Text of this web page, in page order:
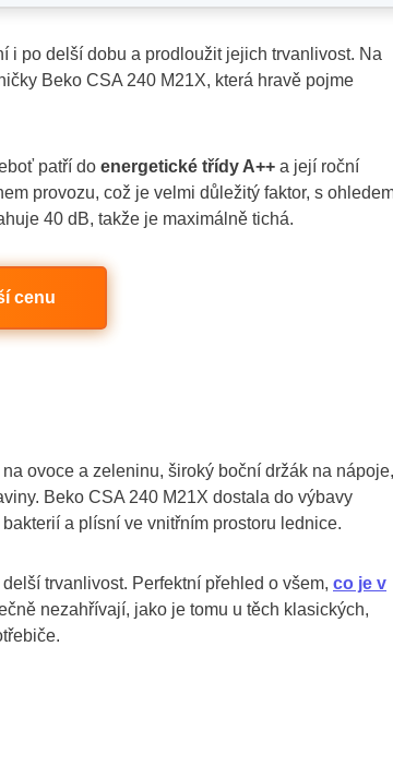
i po delší dobu a prodloužit jejich trvanlivost. Na
Beko CSA 240 M21X, která hravě pojme
patří do energetické třídy A++ a její roční
provozu, což je velmi důležitý faktor, s
40 dB, takže je maximálně tichá.
cenu
ovoce a zeleninu, široký boční držák na
Beko CSA 240 M21X dostala do výbavy
a plísní ve vnitřním prostoru lednice.
trvanlivost. Perfektní přehled o všem, co je v
nezahřívají, jako je tomu u těch klasických,